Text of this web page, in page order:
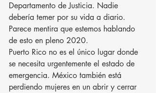
Departamento de Justicia. Nadie
debería temer por su vida a diario.
Parece mentira que estemos hablando
de esto en pleno 2020.
Puerto Rico no es el único lugar donde
se necesita urgentemente el estado de
emergencia. México también está
perdiendo mujeres en un abrir y cerrar